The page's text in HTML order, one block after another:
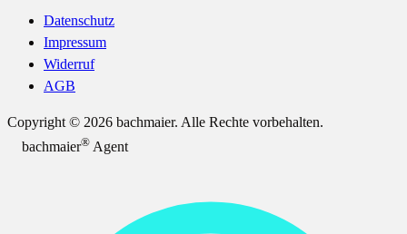
Datenschutz
Impressum
Widerruf
AGB
Copyright © 2026 bachmaier. Alle Rechte vorbehalten.
bachmaier® Agent